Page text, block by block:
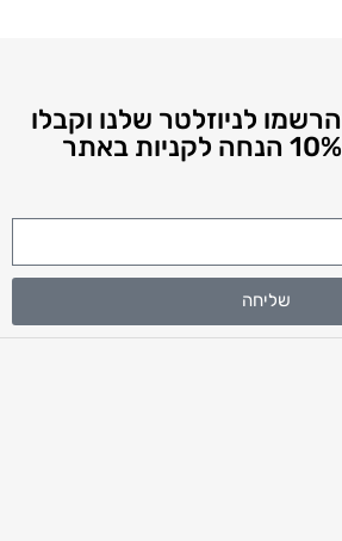
לניוזלטר שלנו וקבלו